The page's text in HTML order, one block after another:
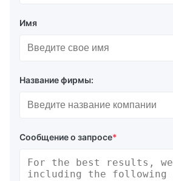
Имя
Название фирмы:
Сообщение о запросе*